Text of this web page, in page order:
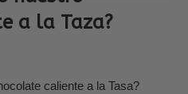
a la Taza?
caliente a la Tasa?